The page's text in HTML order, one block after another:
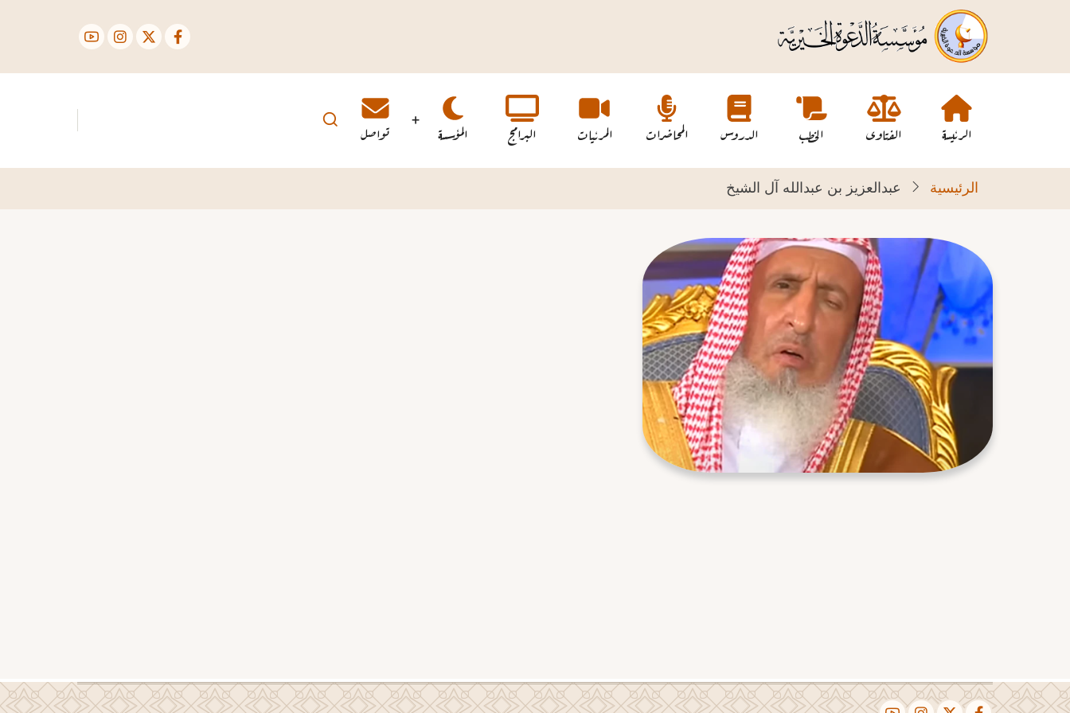
الرئيسي
Main
navigation
الرئيسة الفتاوى الخطب الدروس المحاضرات المرئيات البرامج المؤسسة تواصل
الرئيسية عبدالعزيز بن عبدالله آل الشيخ